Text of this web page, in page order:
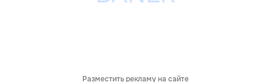
Разместить рекламу на сайте